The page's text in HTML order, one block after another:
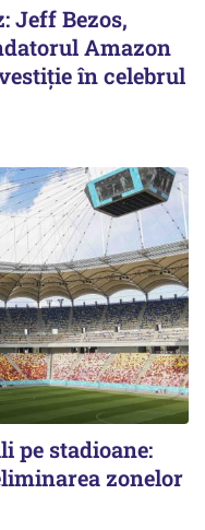
Jeff Bezos,
Amazon
în celebrul
pe stadioane:
zonelor